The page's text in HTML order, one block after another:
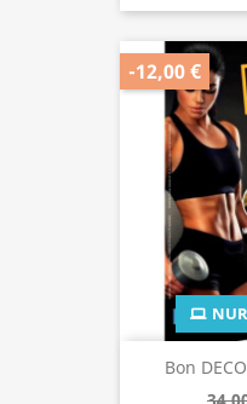
Bon
-12,00 €